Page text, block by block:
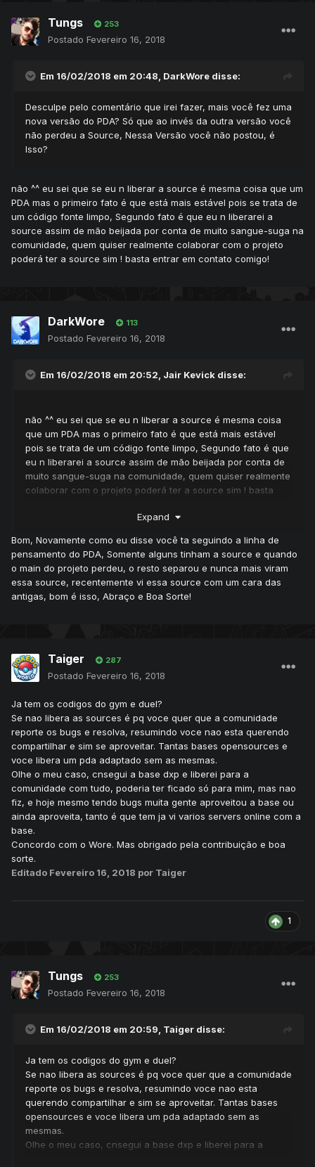
Tungs 253
Postado Fevereiro 16, 2018
Em 16/02/2018 em 20:48, DarkWore disse:
Desculpe pelo comentário que irei fazer, mais você fez uma
nova versão do PDA? Só que ao invés da outra versão você
não perdeu a Source, Nessa Versão você não postou, é
Isso?
não ^^ eu sei que se eu n liberar a source é mesma coisa que um
PDA mas o primeiro fato é que está mais estável pois se trata de
um código fonte limpo, Segundo fato é que eu n liberarei a
source assim de mão beijada por conta de muito sangue-suga na
comunidade, quem quiser realmente colaborar com o projeto
poderá ter a source sim ! basta entrar em contato comigo!
DarkWore 113
Postado Fevereiro 16, 2018
Em 16/02/2018 em 20:52, Jair Kevick disse:
não ^^ eu sei que se eu n liberar a source é mesma coisa
que um PDA mas o primeiro fato é que está mais estável
pois se trata de um código fonte limpo, Segundo fato é que
eu n liberarei a source assim de mão beijada por conta de
muito sangue-suga na comunidade, quem quiser realmente
colaborar com o projeto poderá ter a source sim ! basta
Expand
Bom, Novamente como eu disse você ta seguindo a linha de
pensamento do PDA, Somente alguns tinham a source e quando
o main do projeto perdeu, o resto separou e nunca mais viram
essa source, recentemente vi essa source com um cara das
antigas, bom é isso, Abraço e Boa Sorte!
Taiger 287
Postado Fevereiro 16, 2018
Ja tem os codigos do gym e duel?
Se nao libera as sources é pq voce quer que a comunidade
reporte os bugs e resolva, resumindo voce nao esta querendo
compartilhar e sim se aproveitar. Tantas bases opensources e
voce libera um pda adaptado sem as mesmas.
Olhe o meu caso, cnsegui a base dxp e liberei para a
comunidade com tudo, poderia ter ficado só para mim, mas nao
fiz, e hoje mesmo tendo bugs muita gente aproveitou a base ou
ainda aproveita, tanto é que tem ja vi varios servers online com a
base.
Concordo com o Wore. Mas obrigado pela contribuição e boa
sorte.
Editado Fevereiro 16, 2018 por Taiger
1
Tungs 253
Postado Fevereiro 16, 2018
Em 16/02/2018 em 20:59, Taiger disse:
Ja tem os codigos do gym e duel?
Se nao libera as sources é pq voce quer que a comunidade
reporte os bugs e resolva, resumindo voce nao esta
querendo compartilhar e sim se aproveitar. Tantas bases
opensources e voce libera um pda adaptado sem as
mesmas.
Olhe o meu caso, cnsegui a base dxp e liberei para a